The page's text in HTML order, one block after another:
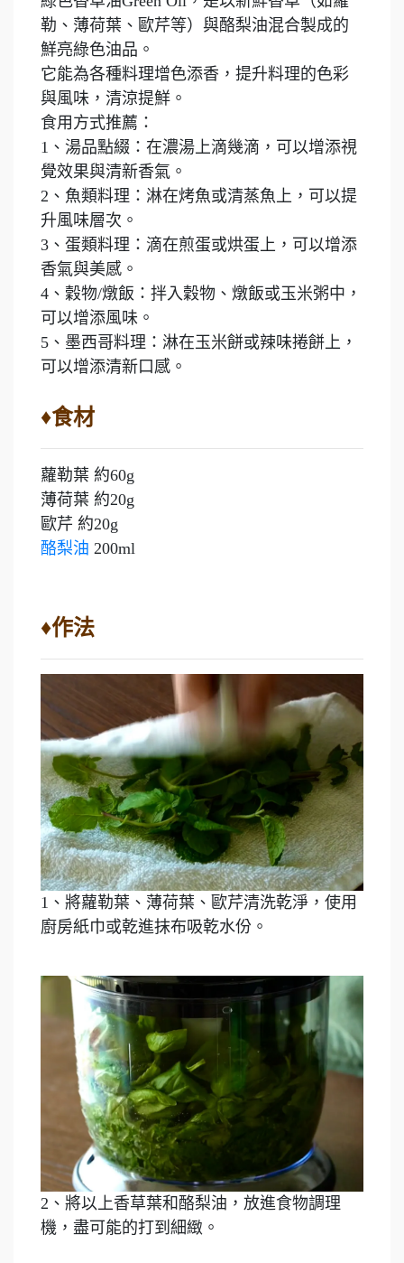
勒、薄荷葉、歐芹等）與酪梨油混合製成的
鮮亮綠色油品。
它能為各種料理增色添香，提升料理的色彩
與風味，清涼提鮮。
食用方式推薦：
1、湯品點綴：在濃湯上滴幾滴，可以增添視
覺效果與清新香氣。
2、魚類料理：淋在烤魚或清蒸魚上，可以提
升風味層次。
3、蛋類料理：滴在煎蛋或烘蛋上，可以增添
香氣與美感。
4、穀物/燉飯：拌入穀物、燉飯或玉米粥中，
可以增添風味。
5、墨西哥料理：淋在玉米餅或辣味捲餅上，
可以增添清新口感。
♦食材
蘿勒葉 約60g
薄荷葉 約20g
歐芹 約20g
酪梨油 200ml
♦作法
1、將蘿勒葉、薄荷葉、歐芹清洗乾淨，使用
廚房紙巾或乾進抹布吸乾水份。
2、將以上香草葉和酪梨油，放進食物調理
機，盡可能的打到細緻。